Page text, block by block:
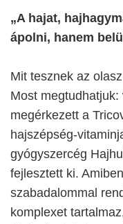
„A hajat,
ápolni, hanem
Mit tesznek az
Most
megérkezett a
hajszépség-
gyógyszercég
fejlesztett ki.
szabadalommal
komplexet